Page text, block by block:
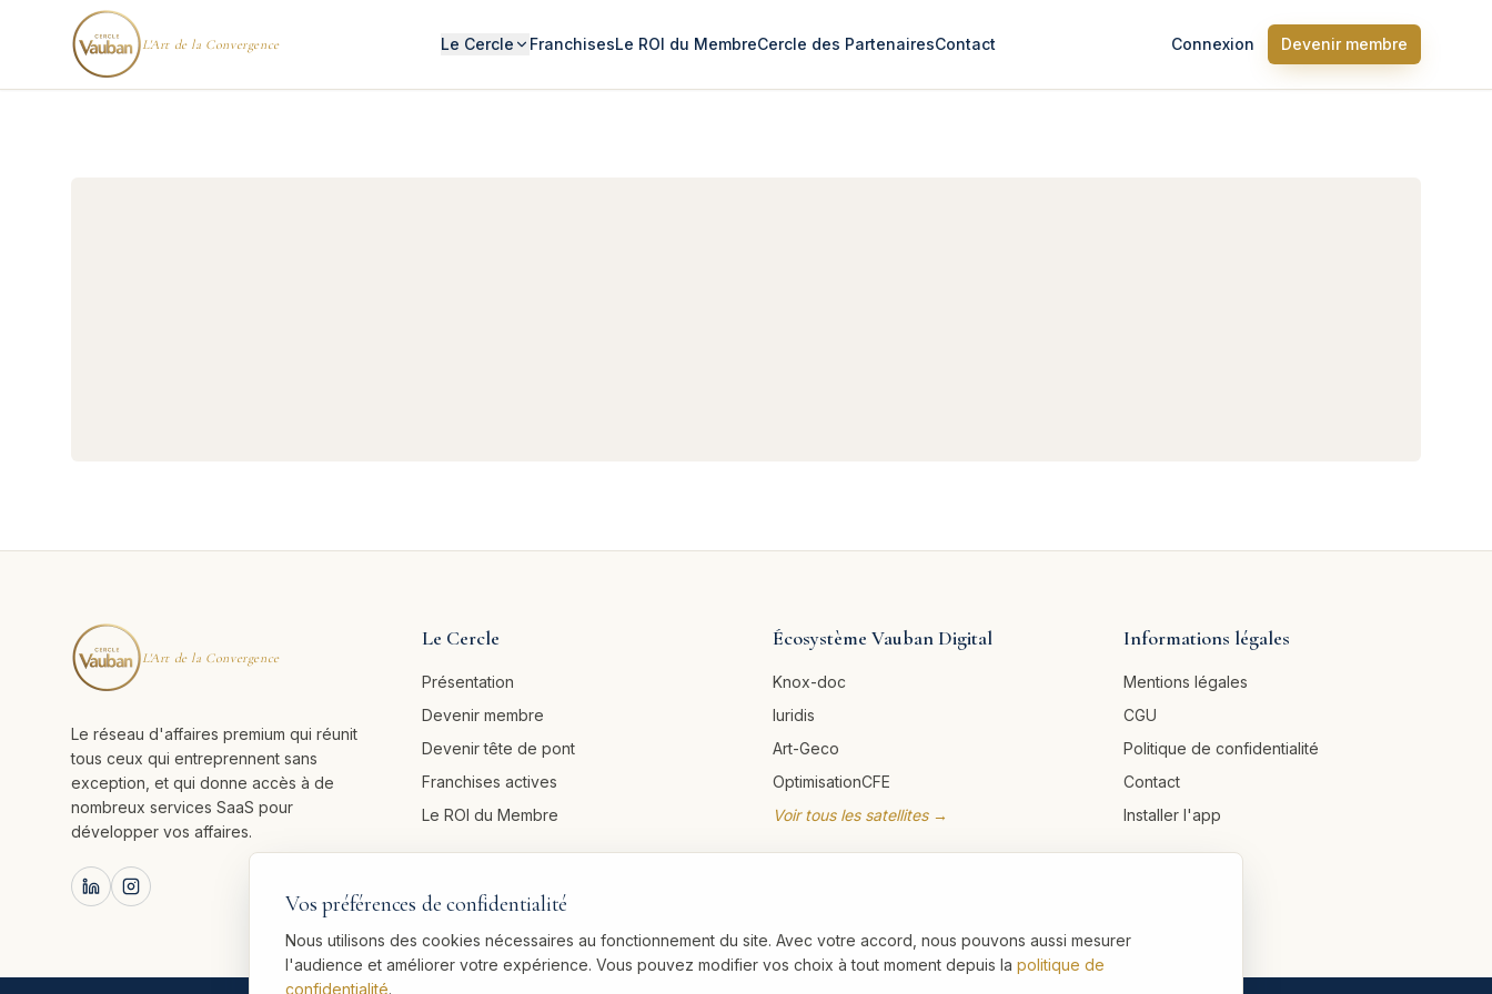
L'Art de la Convergence Le Cercle FranchisesLe ROI du MembreCercle des PartenairesContact Connexion Devenir membre
L'Art de la Convergence
Le réseau d'affaires premium qui réunit
tous ceux qui entreprennent sans
exception, et qui donne accès à de
nombreux services SaaS pour
développer vos affaires.
Le Cercle
Présentation
Devenir membre
Devenir tête de pont
Franchises actives
Le ROI du Membre
Écosystème Vauban Digital
Knox-doc
Iuridis
Art-Geco
OptimisationCFE
Voir tous les satellites →
Informations légales
Mentions légales
CGU
Politique de confidentialité
Contact
Installer l'app
Vos préférences de confidentialité
Nous utilisons des cookies nécessaires au fonctionnement du site. Avec votre accord, nous pouvons aussi mesurer
l'audience et améliorer votre expérience. Vous pouvez modifier vos choix à tout moment depuis la politique de
confidentialité.